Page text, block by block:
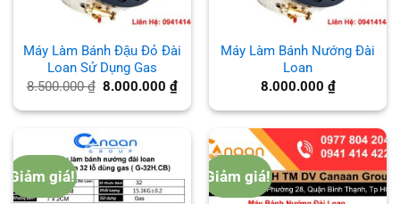
Máy Làm Bánh Đậu Đỏ Đài
Loan Sử Dụng Gas
8.500.000₫ Giá
là:
8.000.000₫Giá
tại
8.000.000 ₫.
Máy Làm Bánh Nướng Đài
Loan
8.000.000 ₫
Giảm giá! Giảm giá!